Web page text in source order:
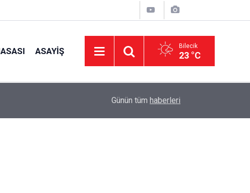
ASAYIŞ Bilecik
23 °C
Aile ve Sosyal Hizmetler Müdürlüğünde
Günün tüm haberleri